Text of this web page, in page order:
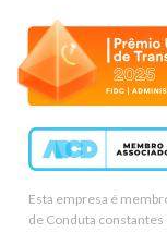
Esta empresa é
de Conduta